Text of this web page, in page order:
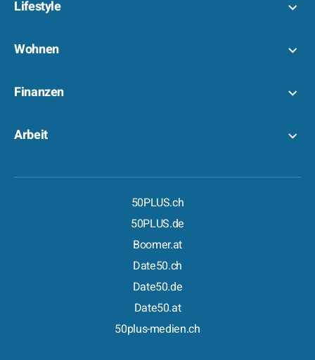
Lifestyle
Wohnen
Finanzen
Arbeit
50PLUS.ch
50PLUS.de
Boomer.at
Date50.ch
Date50.de
Date50.at
50plus-medien.ch